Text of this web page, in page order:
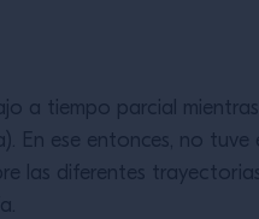
a tiempo parcial
En ese entonces, no tuve
las diferentes